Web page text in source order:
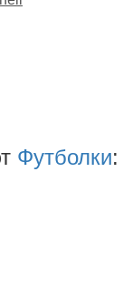
Футболки: